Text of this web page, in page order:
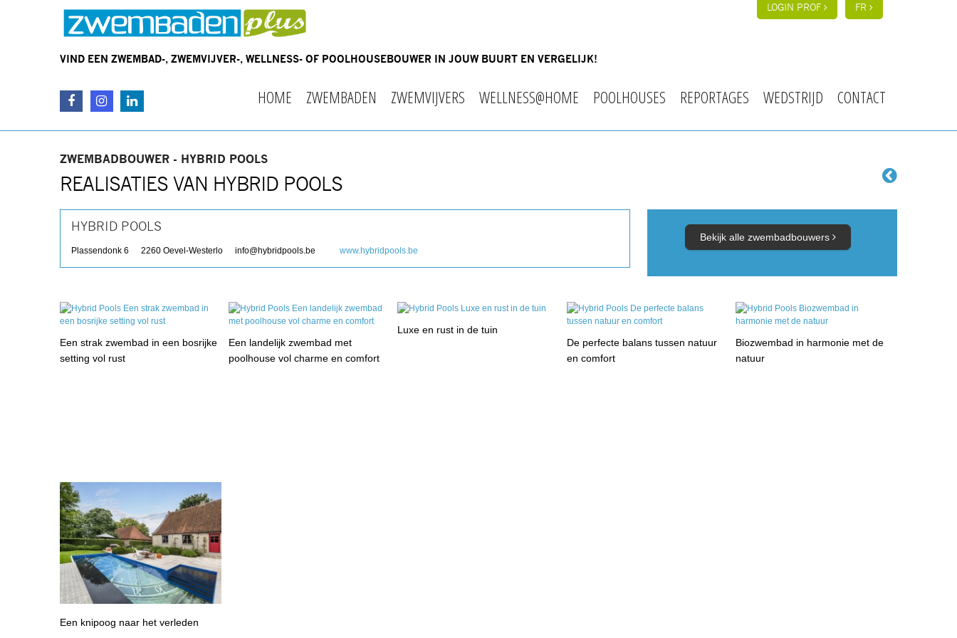
LOGIN PROF FR
VIND EEN ZWEMBAD-, ZWEMVIJVER-, WELLNESS- OF POOLHOUSEBOUWER IN JOUW BUURT EN VERGELIJK!
HOME ZWEMBADEN ZWEMVIJVERS WELLNESS@HOME POOLHOUSES REPORTAGES WEDSTRIJD CONTACT
ZWEMBADBOUWER - HYBRID POOLS
REALISATIES VAN HYBRID POOLS
HYBRID POOLS
Plassendonk 6 2260 Oevel-Westerlo info@hybridpools.be www.hybridpools.be
Bekijk alle zwembadbouwers
Een strak zwembad in een bosrijke
setting vol rust
Een landelijk zwembad met
poolhouse vol charme en comfort
Luxe en rust in de tuin
De perfecte balans tussen natuur
en comfort
Biozwembad in harmonie met de
natuur
Een knipoog naar het verleden